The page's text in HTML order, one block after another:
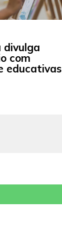
divulga
com
educativas